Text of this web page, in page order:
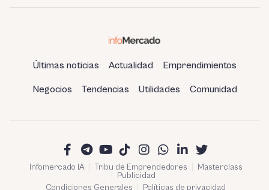
Últimas noticias Actualidad Emprendimientos
Negocios Tendencias Utilidades Comunidad
Infomercado IA Tribu de Emprendedores
Masterclass
Publicidad
Condiciones Generales
Políticas de privacidad